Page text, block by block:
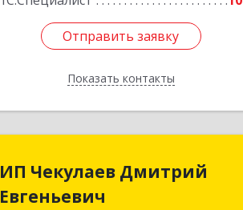
Отправить заявку
Показать контакты
Отправить заявку
Назад
ИП Чекулаев Дмитрий
Евгеньевич
ИП Чекулаев Дмитрий
Евгеньевич